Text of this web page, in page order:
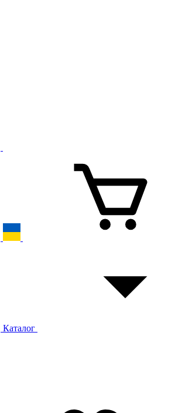
Каталог